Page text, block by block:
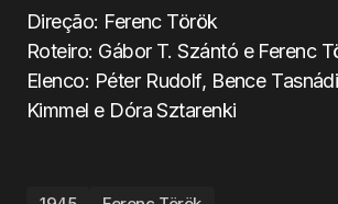
Direção: Ferenc Török
Roteiro: Gábor T. Szántó e Ferenc
Elenco: Péter Rudolf, Bence
Kimmel e Dóra Sztarenki